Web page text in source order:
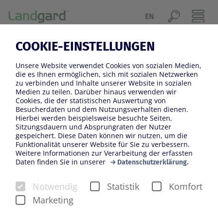
COOKIE-EINSTELLUNGEN
Unsere Website verwendet Cookies von sozialen Medien,
die es Ihnen ermöglichen, sich mit sozialen Netzwerken
zu verbinden und Inhalte unserer Website in sozialen
Medien zu teilen. Darüber hinaus verwenden wir
Cookies, die der statistischen Auswertung von
Besucherdaten und dem Nutzungsverhalten dienen.
Hierbei werden beispielsweise besuchte Seiten,
Sitzungsdauern und Absprungraten der Nutzer
gespeichert. Diese Daten können wir nutzen, um die
Funktionalität unserer Website für Sie zu verbessern.
Weitere Informationen zur Verarbeitung der erfassten
Daten finden Sie in unserer
Datenschutzerklärung.
Notwendig Statistik
Komfort
Marketing
EN
Landgard ist Ihr Partner, wenn es um
Frische geht.
BLUMEN & PFLANZEN
Blumen und Pflanzen machen das Leben schöner und
mit Landgard blüht das Geschäft. Dank unserer
Erzeuger aus ganz Europa haben wir täglich ein buntes
Sortiment an Schnittblumen und Zimmerpflanzen im
Angebot. Wir verbinden den Gartenbau mit dem
Handel. Mit individuellen Angeboten und einem auf die
Bedürfnisse unserer Kunden und Erzeuger
gleichermaßen zugeschnittenen Service.